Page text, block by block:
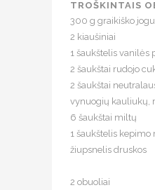
TROŠKINTAIS
300 g graikiško
2 kiaušiniai ⠀
1 šaukštelis vanilės
2 šaukštai rudojo
2 šaukštai
vynuogių kauliukų,
6 šaukštai miltų ⠀
1 šaukštelis kepimo
žiupsnelis druskos ⠀
2 obuoliai ⠀